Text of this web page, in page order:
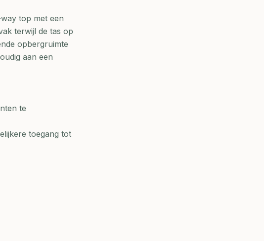
top met een
terwijl de tas op
opbergruimte
aan een
te
toegang tot